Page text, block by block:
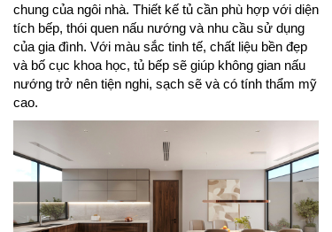
chung của ngôi nhà. Thiết kế tủ cần phù hợp với diện
tích bếp, thói quen nấu nướng và nhu cầu sử dụng
của gia đình. Với màu sắc tinh tế, chất liệu bền đẹp
và bố cục khoa học, tủ bếp sẽ giúp không gian nấu
nướng trở nên tiện nghi, sạch sẽ và có tính thẩm mỹ
cao.